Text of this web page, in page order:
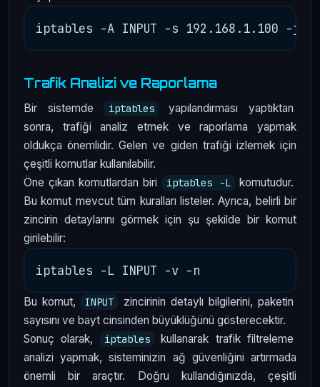
Trafik Analizi ve Raporlama
Bir sistemde iptables
yapılandırması yaptıktan
sonra, trafiği analiz etmek ve raporlama yapmak
oldukça önemlidir. Gelen ve giden trafiği izlemek için
çeşitli komutlar kullanılabilir.
Öne çıkan komutlardan biri
iptables -L
komutudur.
Bu komut mevcut tüm kuralları listeler. Ayrıca, belirli bir
zincirin detaylarını görmek için şu şekilde bir komut
girilebilir:
Bu komut, INPUT
zincirinin detaylı bilgilerini, paketin
sayısını ve bayt cinsinden büyüklüğünü gösterecektir.
Sonuç olarak,
iptables
kullanarak trafik filtreleme
analizi yapmak, sisteminizin ağ güvenliğini artırmada
önemli bir araçtır. Doğru kullandığınızda, çeşitli